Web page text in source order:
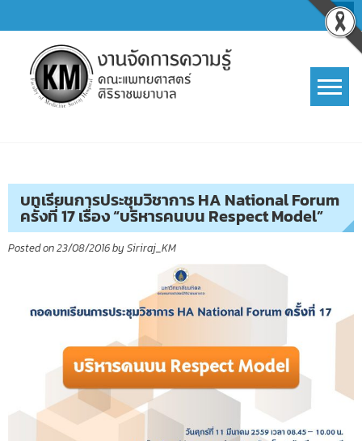
to
content
บทเรียนการประชุมวิชาการ HA National Forum
ครั้งที่ 17 เรื่อง “บริหารคนบน Respect Model”
Posted on23/08/2016by Siriraj_KM